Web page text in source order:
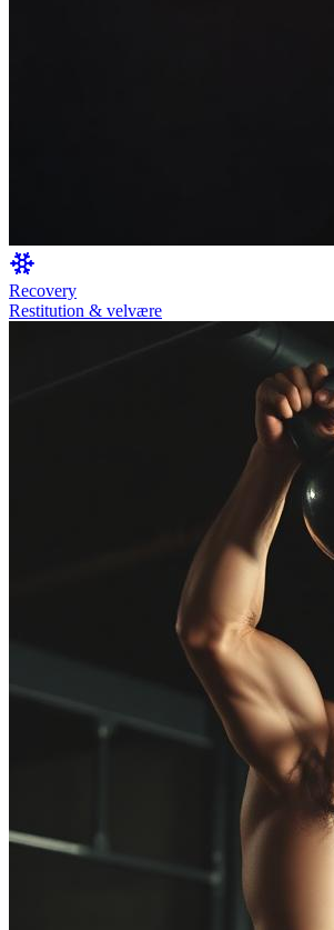
Recovery
Restitution & velvære